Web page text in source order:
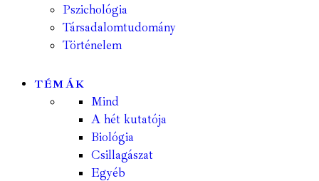
Pszichológia
Társadalomtudomány
Történelem
TÉMÁK
Mind
A hét kutatója
Biológia
Csillagászat
Egyéb